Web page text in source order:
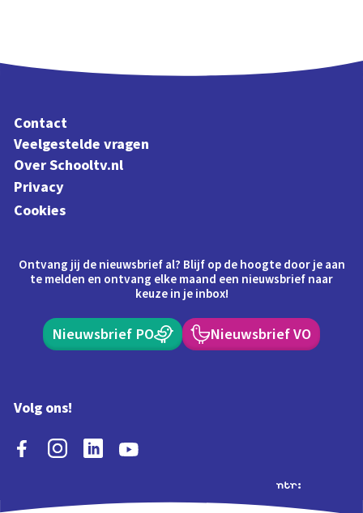
Contact
Veelgestelde vragen
Over Schooltv.nl
Privacy
Cookies
Ontvang jij de nieuwsbrief al? Blijf op de hoogte door je aan
te melden en ontvang elke maand een nieuwsbrief naar
keuze in je inbox!
Nieuwsbrief PO Nieuwsbrief VO
Volg ons!